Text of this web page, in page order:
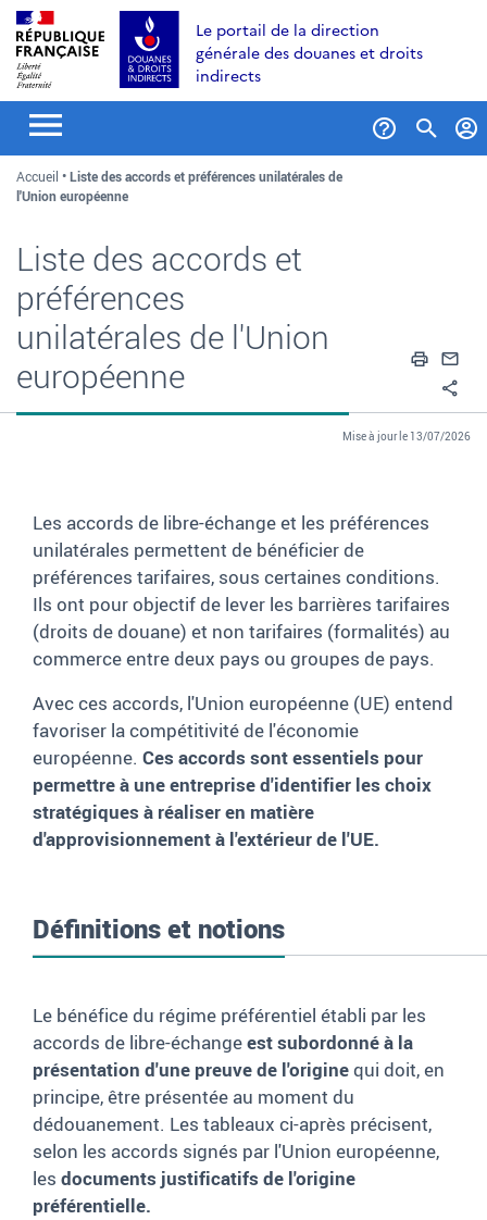
Aller
au
contenu
Aller
recherche
Aller
au
menu
Le portail de la direction
générale des douanes et droits
indirects
Accueil
Liste des accords et préférences unilatérales de
l'Union européenne
Liste des accords et
préférences
unilatérales de l'Union
européenne
Mise à jour le 13/07/2026
Les accords de libre-échange et les préférences
unilatérales permettent de bénéficier de
préférences tarifaires, sous certaines conditions.
Ils ont pour objectif de lever les barrières tarifaires
(droits de douane) et non tarifaires (formalités) au
commerce entre deux pays ou groupes de pays.
Avec ces accords, l'Union européenne (UE) entend
favoriser la compétitivité de l'économie
européenne. Ces accords sont essentiels pour
permettre à une entreprise d'identifier les choix
stratégiques à réaliser en matière
d'approvisionnement à l'extérieur de l'UE.
Définitions et notions
Le bénéfice du régime préférentiel établi par les
accords de libre-échangeest subordonné à la
présentation d'une preuve de l'originequi doit, en
principe, être présentée au moment du
dédouanement. Les tableaux ci-après précisent,
selon les accords signés par l'Union européenne,
les documents justificatifs de l'origine
préférentielle.